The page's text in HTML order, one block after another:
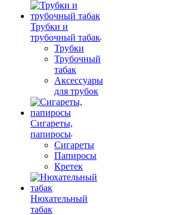
Трубки и
трубочный табак
Трубки
Трубочный
табак
Аксессуары
для трубок
Сигареты,
папиросы
Сигареты
Папиросы
Кретек
Нюхательный
табак